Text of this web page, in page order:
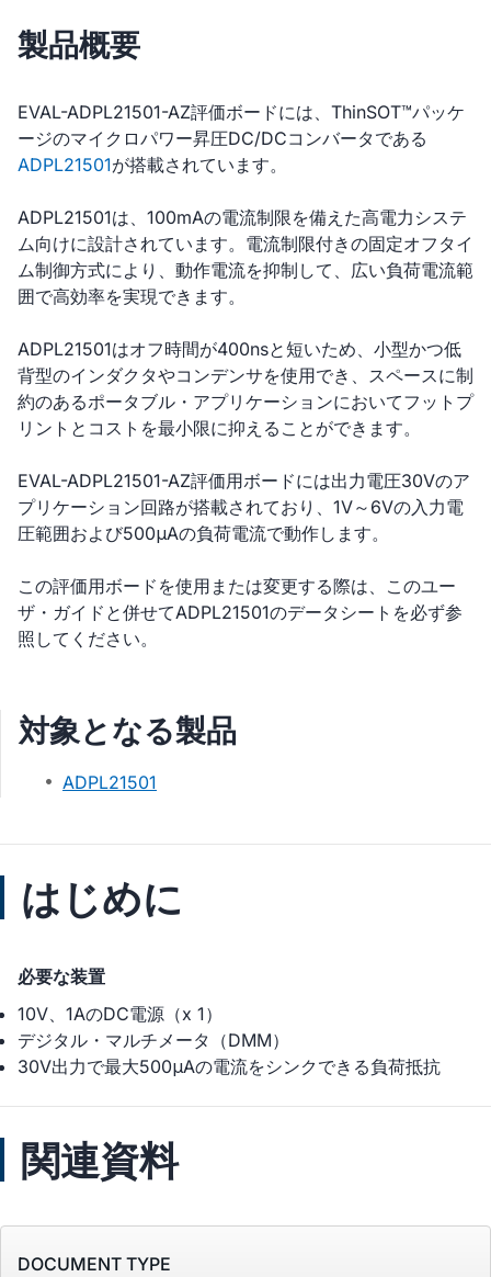
製品概要
EVAL-ADPL21501-AZ評価ボードには、ThinSOT™パッケ
ージのマイクロパワー昇圧DC/DCコンバータである
ADPL21501が搭載されています。
ADPL21501は、100mAの電流制限を備えた高電力システ
ム向けに設計されています。電流制限付きの固定オフタイ
ム制御方式により、動作電流を抑制して、広い負荷電流範
囲で高効率を実現できます。
ADPL21501はオフ時間が400nsと短いため、小型かつ低
背型のインダクタやコンデンサを使用でき、スペースに制
約のあるポータブル・アプリケーションにおいてフットプ
リントとコストを最小限に抑えることができます。
EVAL-ADPL21501-AZ評価用ボードには出力電圧30Vのア
プリケーション回路が搭載されており、1V～6Vの入力電
圧範囲および500μAの負荷電流で動作します。
この評価用ボードを使用または変更する際は、このユー
ザ・ガイドと併せてADPL21501のデータシートを必ず参
照してください。
対象となる製品
ADPL21501
はじめに
必要な装置
10V、1AのDC電源（x 1）
デジタル・マルチメータ（DMM）
30V出力で最大500μAの電流をシンクできる負荷抵抗
関連資料
DOCUMENT TYPE